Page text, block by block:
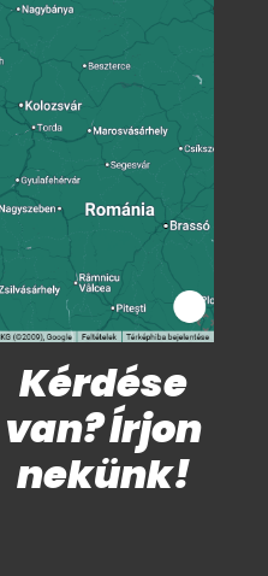
Kérdése
van? Írjon
nekünk!